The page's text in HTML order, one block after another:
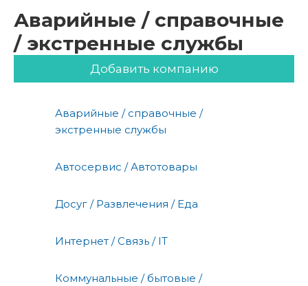
Аварийные / справочные
/ экстренные службы
Добавить компанию
Аварийные / справочные /
экстренные службы
Автосервис / Автотовары
Досуг / Развлечения / Еда
Интернет / Связь / IT
Коммунальные / бытовые /